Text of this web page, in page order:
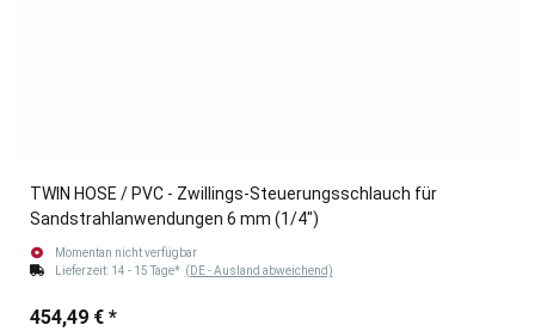
TWIN HOSE / PVC - Zwillings-Steuerungsschlauch für
Sandstrahlanwendungen 6 mm (1/4")
Momentan nicht verfügbar
Lieferzeit: 14 - 15 Tage* (DE - Ausland abweichend)
454,49 € *